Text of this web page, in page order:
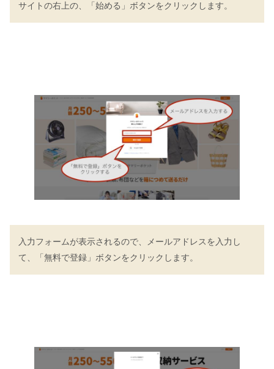
サイトの右上の、「始める」ボタンをクリックします。
入力フォームが表示されるので、メールアドレスを入力し
て、「無料で登録」ボタンをクリックします。